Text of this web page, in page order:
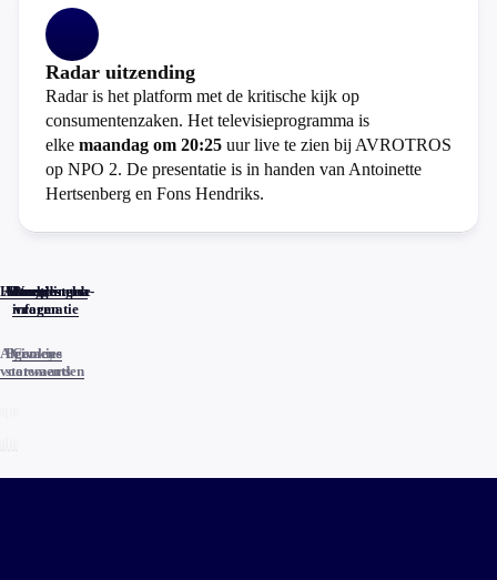
Radar uitzending
Radar is het platform met de kritische kijk op
consumentenzaken. Het televisieprogramma is
elke maandag om 20:25 uur live te zien bij AVROTROS
op NPO 2. De presentatie is in handen van Antoinette
Hertsenberg en Fons Hendriks.
Home
Actueel
Uitzendingen
Reacties
Programma-
informatie
Veelgestelde
vragen
Algemene
voorwaarden
Privacy
statements
Cookies